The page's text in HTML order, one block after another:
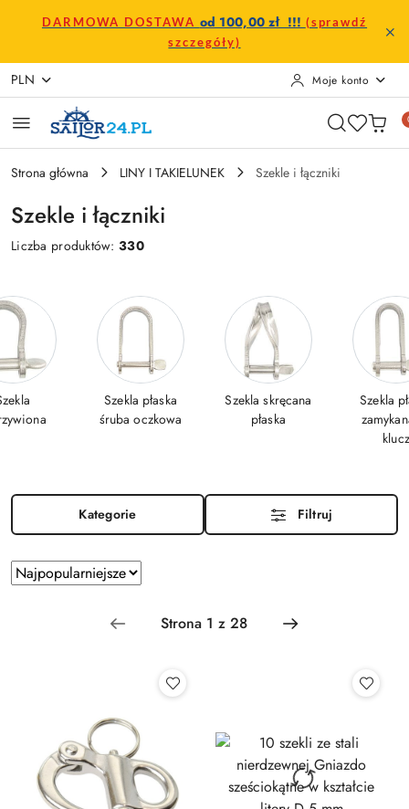
Przejdź do treści głównej
Przejdź do wyszukiwarki
Przejdź do moje konto
Przejdź do menu głównego
Przejdź do stopki
DARMOWA DOSTAWA od 100,00 zł !!! (sprawdź
szczegóły)
PLN Moje konto
Strona główna LINY I TAKIELUNEK Szekle i łączniki
Szekle i łączniki
Liczba produktów:330
Szekla płaska
śruba oczkowa
Szekla skręcana
płaska
Szekla
klucz
Kategorie Filtruj
Zastosowano
sortowanie:
Najpopularniejsze.
Sortuj
według